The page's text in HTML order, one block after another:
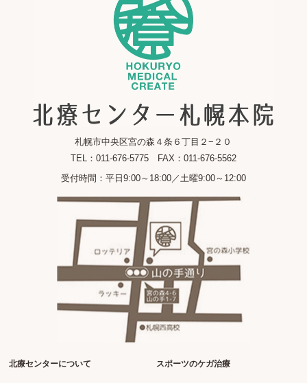
札幌市中央区宮の森４条６丁目２−２０
TEL：011-676-5775 FAX：011-676-5562
受付時間：平日9:00～18:00／土曜9:00～12:00
北療センターについて スポーツのケガ治療